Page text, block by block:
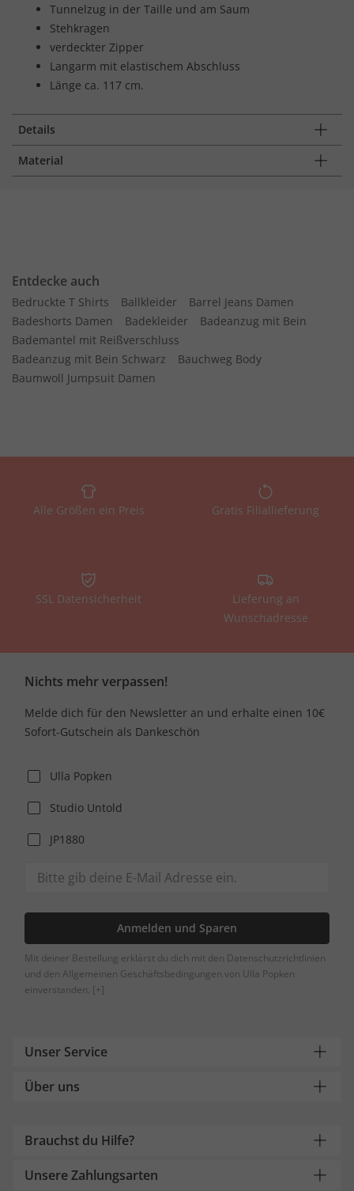
Tunnelzug in der Taille und am Saum
Stehkragen
verdeckter Zipper
Langarm mit elastischem Abschluss
Länge ca. 117 cm.
Details
Material
Entdecke auch
Bedruckte T Shirts Ballkleider
Barrel Jeans Damen
Badeshorts Damen
Badekleider
Badeanzug mit Bein
Bademantel mit Reißverschluss
Badeanzug mit Bein Schwarz
Bauchweg Body
Baumwoll Jumpsuit Damen
Alle Größen ein Preis Gratis Filiallieferung
SSL Datensicherheit
Lieferung an
Wunschadresse
Nichts mehr verpassen!
Melde dich für den Newsletter an und erhalte einen 10€
Sofort-Gutschein als Dankeschön
Ulla Popken
Studio Untold
JP1880
Anmelden und Sparen
Mit deiner Bestellung erklärst du dich mit den Datenschutzrichtlinien
und den Allgemeinen Geschäftsbedingungen von Ulla Popken
einverstanden. [+]
Unser Service
Über uns
Brauchst du Hilfe?
Unsere Zahlungsarten